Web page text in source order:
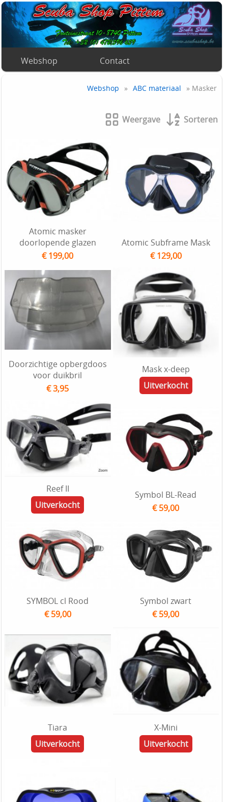
Webshop Contact
Webshop » ABC materiaal » Masker
Weergave Sorteren
Atomic masker
doorlopende glazen
€ 199,00
Atomic Subframe Mask
€ 129,00
Doorzichtige opbergdoos
voor duikbril
€ 3,95
Mask x-deep
Uitverkocht
Reef II
Uitverkocht
Symbol BL-Read
€ 59,00
SYMBOL cl Rood
€ 59,00
Symbol zwart
€ 59,00
Tiara
Uitverkocht
X-Mini
Uitverkocht